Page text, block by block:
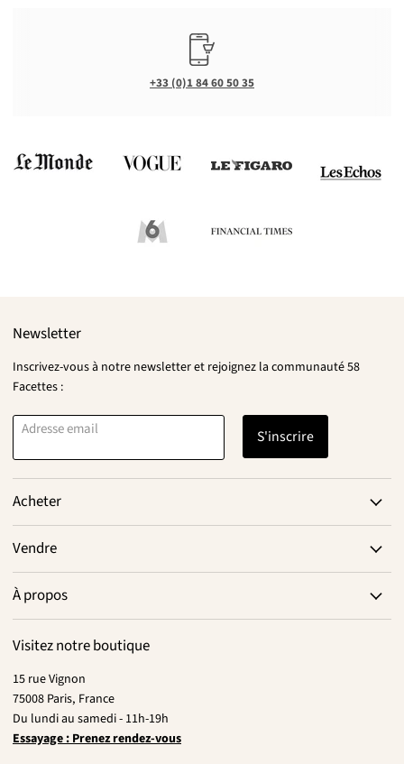
+33 (0)1 84 60 50 35
Newsletter
Inscrivez-vous à notre newsletter et rejoignez la communauté 58
Facettes :
Adresse email S'inscrire
Acheter
Vendre
À propos
Visitez notre boutique
15 rue Vignon
75008 Paris, France
Du lundi au samedi - 11h-19h
Essayage : Prenez rendez-vous